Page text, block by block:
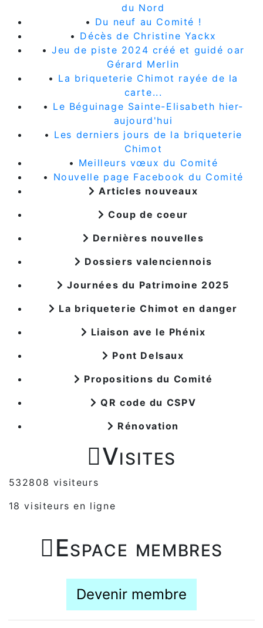
du Nord
• Du neuf au Comité !
• Décès de Christine Yackx
•Jeu de piste 2024 créé et guidé oar
Gérard Merlin
• La briqueterie Chimot rayée de la
carte...
• Le Béguinage Sainte-Elisabeth hier-
aujourd'hui
• Les derniers jours de la briqueterie
Chimot
• Meilleurs vœux du Comité
• Nouvelle page Facebook du Comité
Articles nouveaux
Coup de coeur
Dernières nouvelles
Dossiers valenciennois
Journées du Patrimoine 2025
La briqueterie Chimot en danger
Liaison ave le Phénix
Pont Delsaux
Propositions du Comité
QR code du CSPV
Rénovation
Visites
532808 visiteurs
18 visiteurs en ligne
Espace membres
Devenir membre